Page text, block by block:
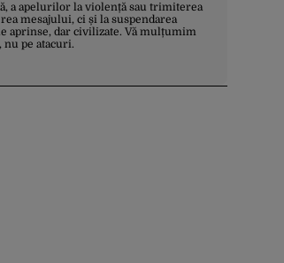
a apelurilor la violență sau trimiterea
mesajului, ci și la suspendarea
aprinse, dar civilizate. Vă mulțumim
pe atacuri.